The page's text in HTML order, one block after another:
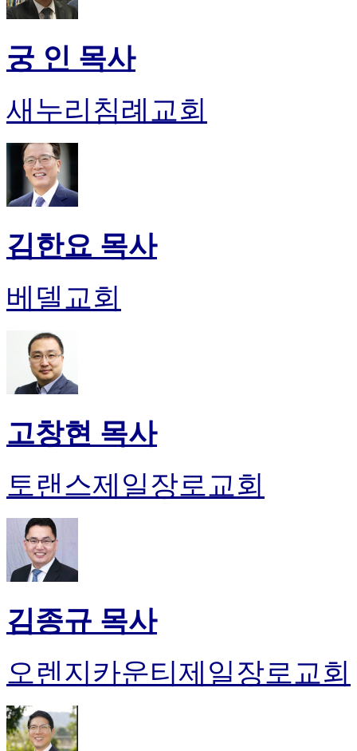
궁 인 목사
새누리침례교회
김한요 목사
베델교회
고창현 목사
토랜스제일장로교회
김종규 목사
오렌지카운티제일장로교회